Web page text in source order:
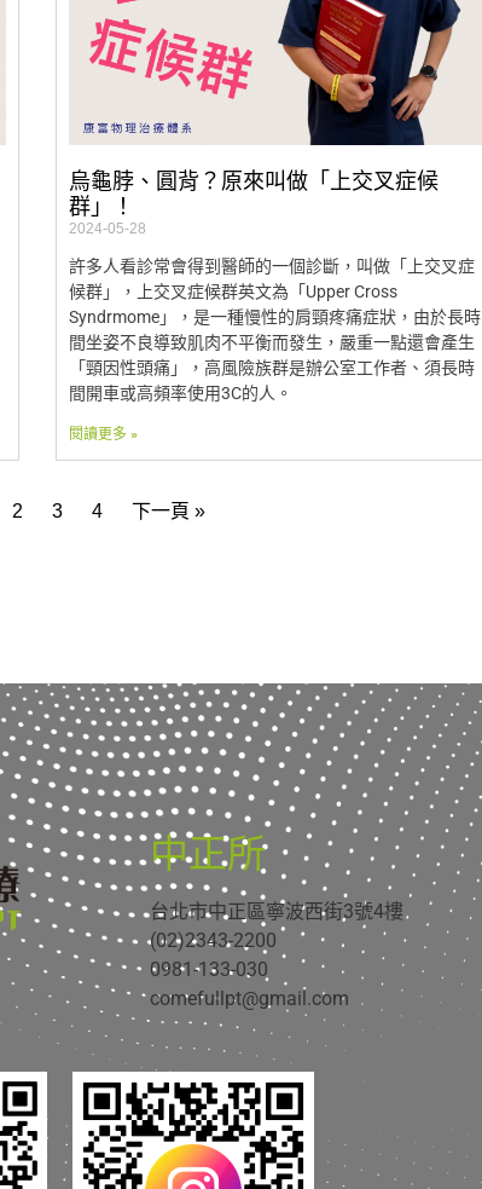
烏龜脖、圓背？原來叫做「上交叉症候
群」！
2024-05-28
許多人看診常會得到醫師的一個診斷，叫做「上交叉症
候群」，上交叉症候群英文為「Upper Cross
Syndrmome」，是一種慢性的肩頸疼痛症狀，由於長時
間坐姿不良導致肌肉不平衡而發生，嚴重一點還會產生
「頸因性頭痛」，高風險族群是辦公室工作者、須長時
間開車或高頻率使用3C的人。
閱讀更多 »
2 3 4 下一頁 »
中正所
台北市中正區寧波西街3號4樓
(02)2343-2200
0981-133-030
comefullpt@gmail.com